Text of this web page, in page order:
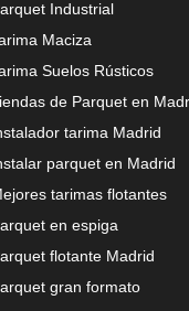
Industrial
Maciza
Suelos Rústicos
de Parquet en
tarima Madrid
parquet en Madrid
tarimas flotantes
en espiga
flotante Madrid
gran formato